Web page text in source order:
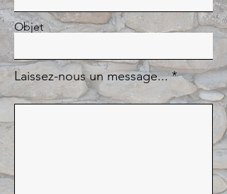
Objet
Laissez-nous un message...